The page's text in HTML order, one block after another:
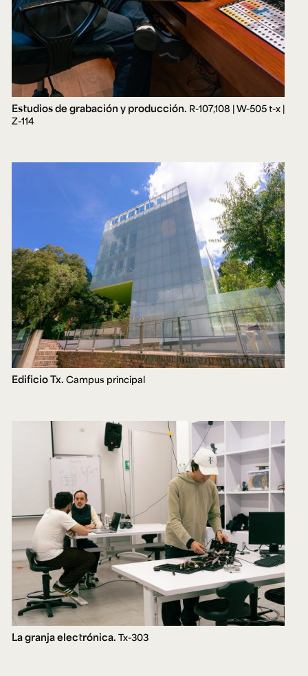
Estudios de grabación y producción. R-107,108 | W-505 t-x |
Z-114
Edificio Tx. Campus principal
La granja electrónica. Tx-303